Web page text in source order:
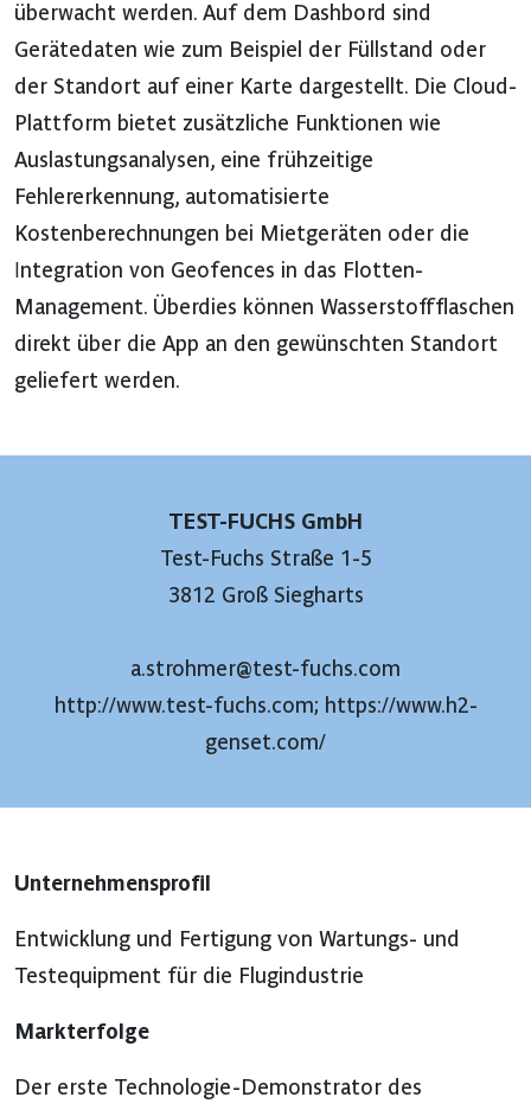
überwacht werden. Auf dem Dashbord sind
Gerätedaten wie zum Beispiel der Füllstand oder
der Standort auf einer Karte dargestellt. Die Cloud-
Plattform bietet zusätzliche Funktionen wie
Auslastungsanalysen, eine frühzeitige
Fehlererkennung, automatisierte
Kostenberechnungen bei Mietgeräten oder die
Integration von Geofences in das Flotten-
Management. Überdies können Wasserstoffflaschen
direkt über die App an den gewünschten Standort
geliefert werden.
TEST-FUCHS GmbH
Test-Fuchs Straße 1-5
3812 Groß Siegharts
a.strohmer@test-fuchs.com
http://www.test-fuchs.com; https://www.h2-
genset.com/
Unternehmensprofil
Entwicklung und Fertigung von Wartungs- und
Testequipment für die Flugindustrie
Markterfolge
Der erste Technologie-Demonstrator des